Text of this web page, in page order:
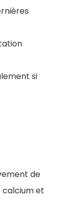
si
de
calcium et